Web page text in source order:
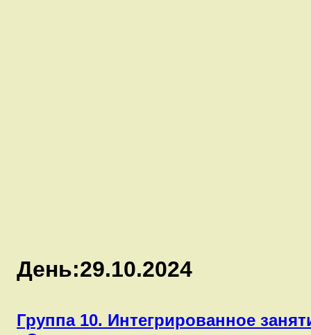
День:29.10.2024
Группа 10. Интегрированное